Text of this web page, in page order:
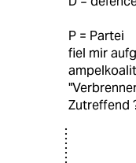
P = Partei
fiel mir
Zutreffend